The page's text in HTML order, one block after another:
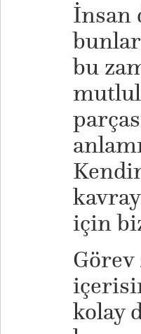
İnsan
bu
için
kolay